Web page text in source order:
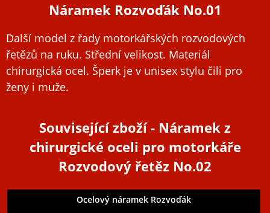
Náramek Rozvoďák No.01
Další model z řady motorkářských rozvodových
řetězů na ruku. Střední velikost. Materiál
chirurgická ocel. Šperk je v unisex stylu čili pro
ženy i muže.
Související zboží- Náramek z
chirurgické oceli pro motorkáře
Rozvodový řetěz No.02
Ocelový náramek Rozvoďák